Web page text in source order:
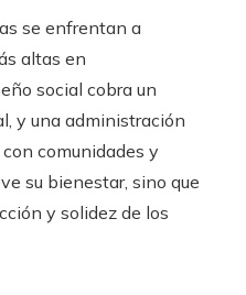
se enfrentan a
altas en
social cobra un
y una administración
comunidades y
su bienestar, sino que
y solidez de los